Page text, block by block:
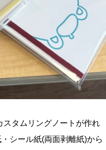
スタムリングノートが作れ
シール紙(両面剥離紙)から